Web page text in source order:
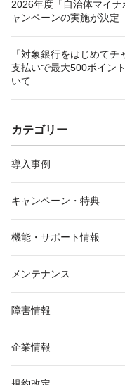
2026年度「自治体マイ
ャンペーンの実施が決定
「対象銀行をはじめて
支払いで最大500ポイン
いて
カテゴリー
導入事例
キャンペーン・特典
機能・サポート情報
メンテナンス
障害情報
企業情報